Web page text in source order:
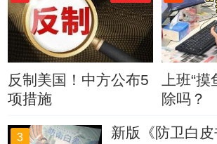
反制美国！中方公布5
项措施
上班“
除吗？
3 新版《防卫白